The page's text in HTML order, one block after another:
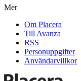
Mer
Om Placera
Till Avanza
RSS
Personuppgifter
Användarvillkor